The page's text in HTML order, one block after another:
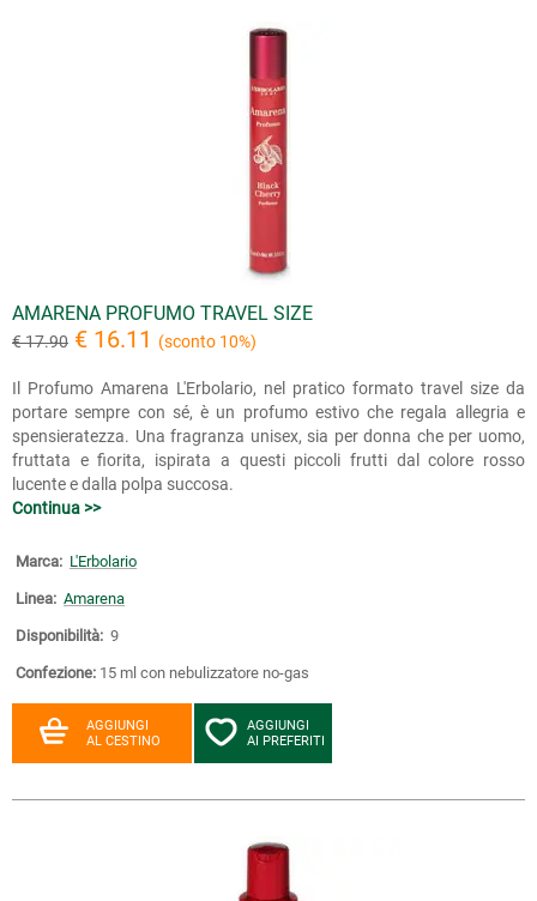
AMARENA PROFUMO TRAVEL SIZE
€ 17.90 € 16.11 (sconto 10%)
Il Profumo Amarena L'Erbolario, nel pratico formato travel size da
portare sempre con sé, è un profumo estivo che regala allegria e
spensieratezza. Una fragranza unisex, sia per donna che per uomo,
fruttata e fiorita, ispirata a questi piccoli frutti dal colore rosso
lucente e dalla polpa succosa.
Continua >>
Marca: L'Erbolario
Linea: Amarena
Disponibilità: 9
Confezione: 15 ml con nebulizzatore no-gas
AGGIUNGI
AL CESTINO
AGGIUNGI
AI PREFERITI